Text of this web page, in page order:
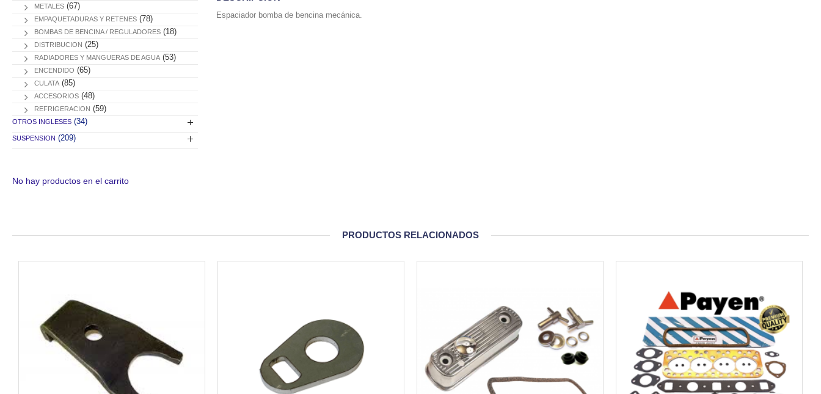
Espaciador bomba de bencina mecánica.
METALES (67)
EMPAQUETADURAS Y RETENES (78)
BOMBAS DE BENCINA / REGULADORES (18)
DISTRIBUCION (25)
RADIADORES Y MANGUERAS DE AGUA (53)
ENCENDIDO (65)
CULATA (85)
ACCESORIOS (48)
REFRIGERACION (59)
OTROS INGLESES (34)
SUSPENSION (209)
No hay productos en el carrito
PRODUCTOS RELACIONADOS